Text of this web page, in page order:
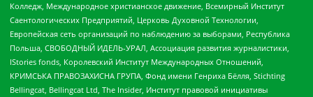
Колледж, Международное христианское движение, Всемирный Институт
Саентологических Предприятий, Церковь Духовной Технологии,
Европейская сеть организаций по наблюдению за выборами, Республика
Польша, СВОБОДНЫЙ ИДЕЛЬ-УРАЛ, Ассоциация развития журналистики,
IStories fonds, Королевский Институт Международных Отношений,
КРИМСЬКА ПРАВОЗАХИСНА ГРУПА, Фонд имени Генриха Бёлля, Stichting
Bellingcat, Bellingcat Ltd, The Insider, Институт правовой инициативы